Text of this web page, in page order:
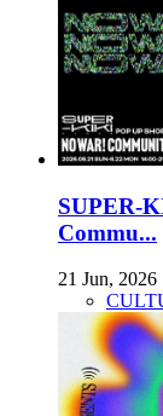
SUPER-
Commu...
21 Jun, 2026